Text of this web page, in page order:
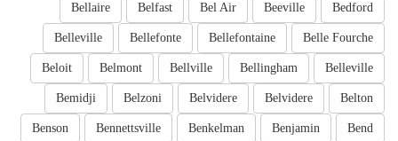
Bedford
Beeville
Bel Air
Belfast
Bellaire
Belle Fourche
Bellefontaine
Bellefonte
Belleville
Belleville
Bellingham
Bellville
Belmont
Beloit
Belton
Belvidere
Belvidere
Belzoni
Bemidji
Bend
Benjamin
Benkelman
Bennettsville
Benson